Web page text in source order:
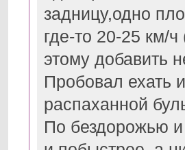
задницу,одно
где-то 20-25 км/
этому добавить
Пробовал ехать
распаханной
По бездорожью